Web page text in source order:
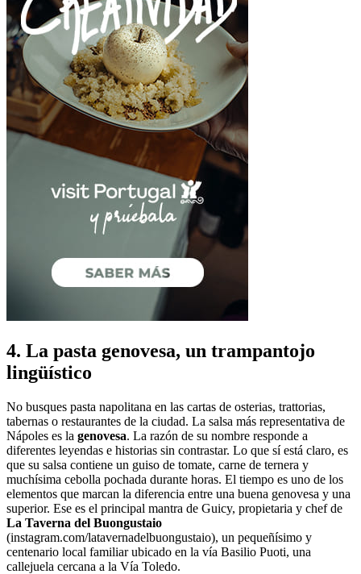
4. La pasta genovesa, un trampantojo
lingüístico
No busques pasta napolitana en las cartas de osterias, trattorias,
tabernas o restaurantes de la ciudad. La salsa más representativa de
Nápoles es la genovesa. La razón de su nombre responde a
diferentes leyendas e historias sin contrastar. Lo que sí está claro, es
que su salsa contiene un guiso de tomate, carne de ternera y
muchísima cebolla pochada durante horas. El tiempo es uno de los
elementos que marcan la diferencia entre una buena genovesa y una
superior. Ese es el principal mantra de Guicy, propietaria y chef de
La Taverna del Buongustaio
(instagram.com/latavernadelbuongustaio), un pequeñísimo y
centenario local familiar ubicado en la vía Basilio Puoti, una
callejuela cercana a la Vía Toledo.